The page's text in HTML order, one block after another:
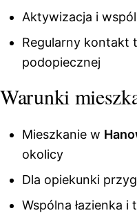
Aktywizacja i
Regularny kontakt
podopiecznej
Warunki
Mieszkanie w
okolicy
Dla opiekunki
Wspólna łazienka i